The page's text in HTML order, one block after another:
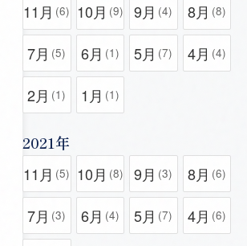
11月 (6) 10月 (9) 9月 (4) 8月 (8)
7月 (5) 6月 (1) 5月 (7) 4月 (4)
2月 (1) 1月 (1)
2021年
11月 (5) 10月 (8) 9月 (3) 8月 (6)
7月 (3) 6月 (4) 5月 (7) 4月 (6)